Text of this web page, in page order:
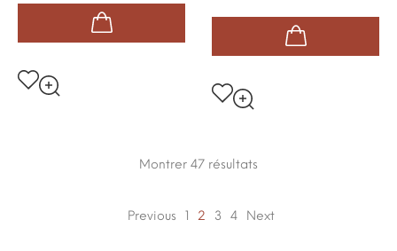
Montrer 47 résultats
Previous 1 2 3 4 Next